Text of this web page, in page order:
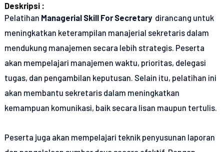
Deskripsi :
Pelatihan Managerial Skill For Secretary dirancang untuk
meningkatkan keterampilan manajerial sekretaris dalam
mendukung manajemen secara lebih strategis. Peserta
akan mempelajari manajemen waktu, prioritas, delegasi
tugas, dan pengambilan keputusan. Selain itu, pelatihan ini
akan membantu sekretaris dalam meningkatkan
kemampuan komunikasi, baik secara lisan maupun tertulis.
Peserta juga akan mempelajari teknik penyusunan laporan